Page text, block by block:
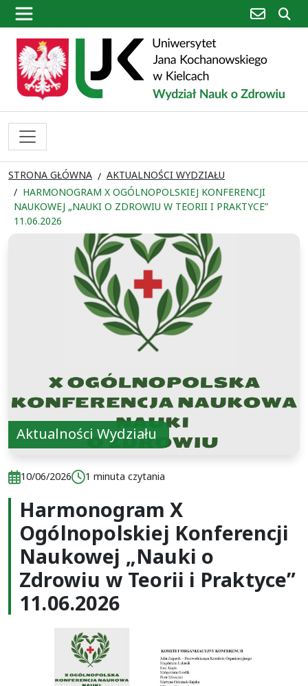
poczta
STRONA GŁÓWNA
AKTUALNOŚCI WYDZIAŁU
HARMONOGRAM X OGÓLNOPOLSKIEJ KONFERENCJI
NAUKOWEJ „NAUKI O ZDROWIU W TEORII I PRAKTYCE”
11.06.2026
Aktualności Wydziału
Data publikacji:
10/06/2026Czas czytania:
1 minuta czytania
Harmonogram X
Ogólnopolskiej Konferencji
Naukowej „Nauki o
Zdrowiu w Teorii i Praktyce”
11.06.2026
Data publikacji:
10/06/2026 Czas czytania:
1 minuta czytania